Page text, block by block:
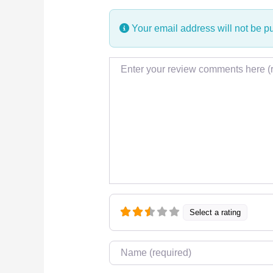
Your email address will not be
Review text
Select a rating
Name